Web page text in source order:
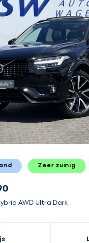
Zeer zuinig
AWD Ultra Dark